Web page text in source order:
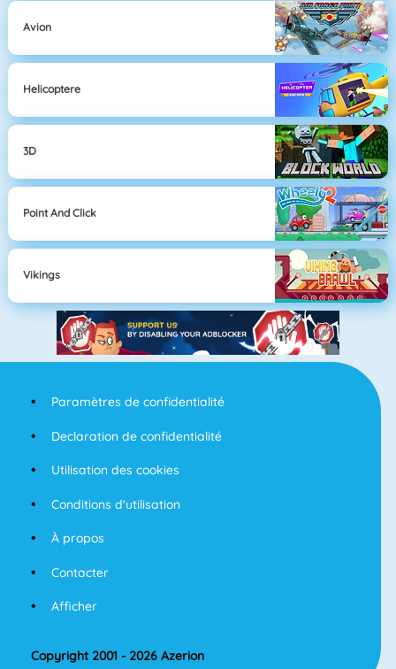
Avion
Helicoptere
3D
Point And Click
Vikings
Paramètres de confidentialité
Declaration de confidentialité
Utilisation des cookies
Conditions d'utilisation
À propos
Contacter
Afficher
Copyright 2001 - 2026 Azerion